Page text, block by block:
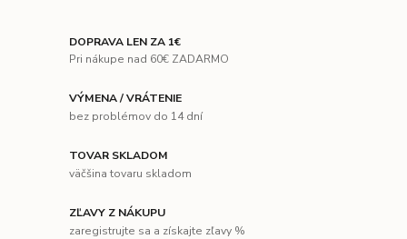
DOPRAVA LEN ZA 1€
Pri nákupe nad 60€ ZADARMO
VÝMENA / VRÁTENIE
bez problémov do 14 dní
TOVAR SKLADOM
väčšina tovaru skladom
ZĽAVY Z NÁKUPU
zaregistrujte sa a získajte zľavy %